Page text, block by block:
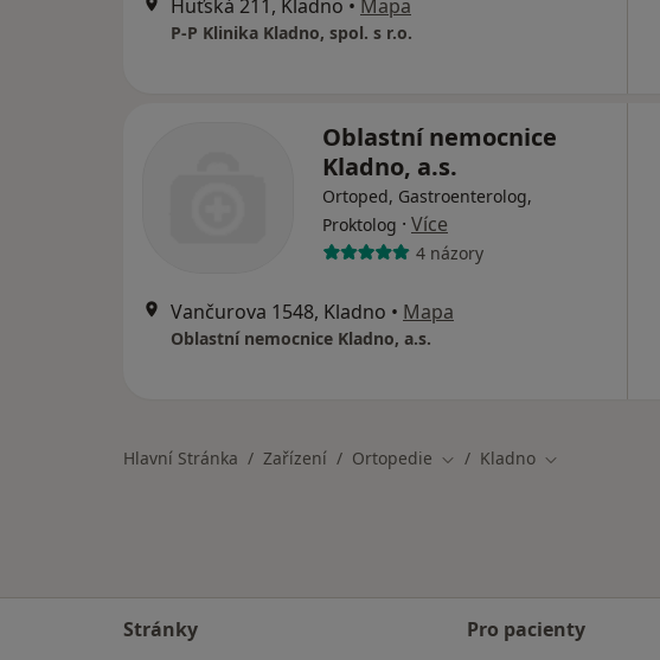
Huťská 211, Kladno • Mapa
P-P Klinika Kladno, spol. s r.o.
Oblastní nemocnice
Kladno, a.s.
Ortoped, Gastroenterolog,
Proktolog · Více
4 názory
Vančurova 1548, Kladno • Mapa
Oblastní nemocnice Kladno, a.s.
Hlavní Stránka Zařízení Ortopedie Změna města
Kladno Změna města
Stránky
Pro pacienty